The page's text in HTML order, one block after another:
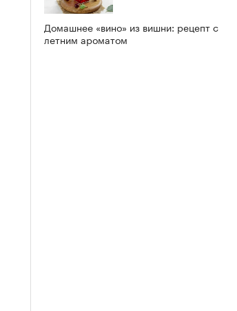
Домашнее «вино» из вишни: рецепт с
летним ароматом